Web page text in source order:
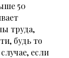
50
труда,
будь то
если